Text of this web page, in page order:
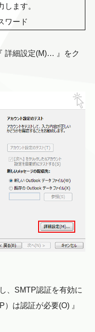
します。
ワード
詳細設定(M)… 』をク
、SMTP認証を有効に
は認証が必要(O) 』